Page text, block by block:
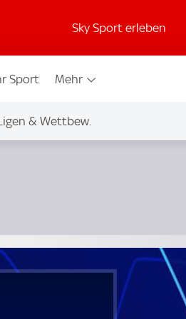
Sky Sport erleben
Sport Mehr
& Wettbew.